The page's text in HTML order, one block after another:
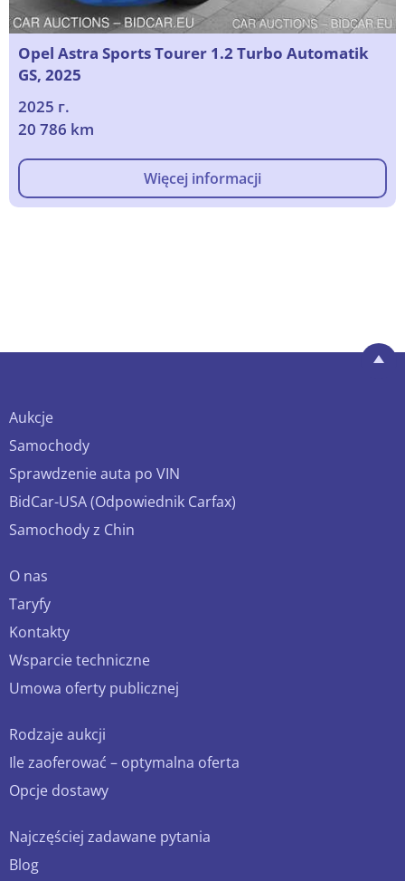
Opel Astra Sports Tourer 1.2 Turbo Automatik
GS, 2025
2025 г.
20 786 km
Więcej informacji
Aukcje
Samochody
Sprawdzenie auta po VIN
BidCar-USA (Odpowiednik Carfax)
Samochody z Chin
O nas
Taryfy
Kontakty
Wsparcie techniczne
Umowa oferty publicznej
Rodzaje aukcji
Ile zaoferować – optymalna oferta
Opcje dostawy
Najczęściej zadawane pytania
Blog